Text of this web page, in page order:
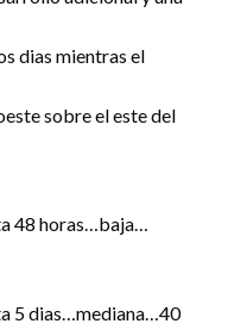
dias mientras el
sobre el este del
48 horas…baja…
5 dias…mediana…40